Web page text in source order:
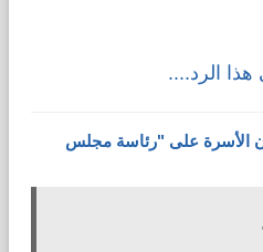
الرد....
الأسرة على "رئاسة مجلس